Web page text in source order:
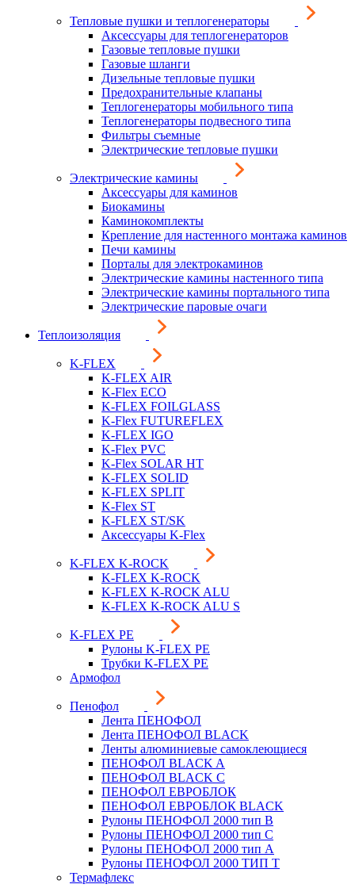
Тепловые пушки и теплогенераторы
Аксессуары для теплогенераторов
Газовые тепловые пушки
Газовые шланги
Дизельные тепловые пушки
Предохранительные клапаны
Теплогенераторы мобильного типа
Теплогенераторы подвесного типа
Фильтры съемные
Электрические тепловые пушки
Электрические камины
Аксессуары для каминов
Биокамины
Каминокомплекты
Крепление для настенного монтажа каминов
Печи камины
Порталы для электрокаминов
Электрические камины настенного типа
Электрические камины портального типа
Электрические паровые очаги
Теплоизоляция
K-FLEX
K-FLEX AIR
K-Flex ECO
K-FLEX FOILGLASS
K-Flex FUTUREFLEX
K-FLEX IGO
K-Flex PVC
K-Flex SOLAR HT
K-FLEX SOLID
K-FLEX SPLIT
K-Flex ST
K-FLEX ST/SK
Аксессуары K-Flex
K-FLEX K-ROCK
K-FLEX K-ROCK
K-FLEX K-ROCK ALU
K-FLEX K-ROCK ALU S
K-FLEX PE
Рулоны K-FLEX PE
Трубки K-FLEX PE
Армофол
Пенофол
Лента ПЕНОФОЛ
Лента ПЕНОФОЛ BLACK
Ленты алюминиевые самоклеющиеся
ПЕНОФОЛ BLACK A
ПЕНОФОЛ BLACK С
ПЕНОФОЛ ЕВРОБЛОК
ПЕНОФОЛ ЕВРОБЛОК BLACK
Рулоны ПЕНОФОЛ 2000 тип B
Рулоны ПЕНОФОЛ 2000 тип C
Рулоны ПЕНОФОЛ 2000 тип А
Рулоны ПЕНОФОЛ 2000 ТИП Т
Термафлекс